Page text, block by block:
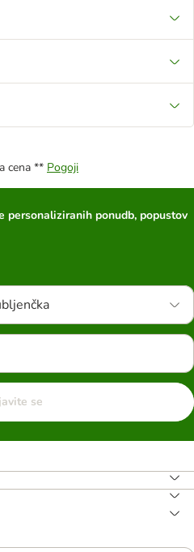
cena ** Pogoji
personaliziranih ponudb, popustov
se